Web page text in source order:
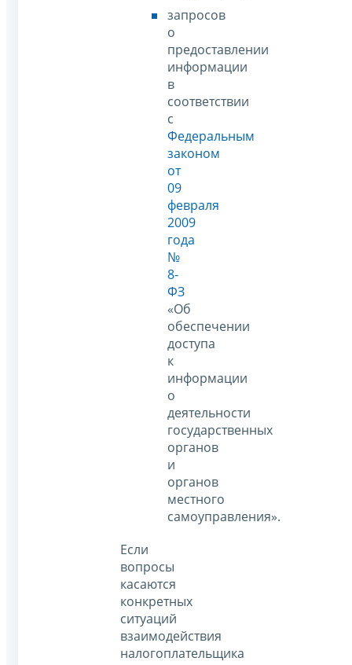
запросов
о
предоставлении
информации
в
соответствии
с
Федеральным
законом
от
09
февраля
2009
года
№
8-
ФЗ
«Об
обеспечении
доступа
к
информации
о
деятельности
государственных
органов
и
органов
местного
самоуправления».
Если
вопросы
касаются
конкретных
ситуаций
взаимодействия
налогоплательщика